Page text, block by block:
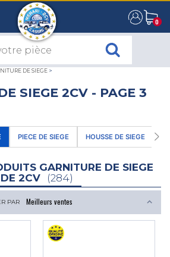
0
0
DE SIEGE >
SIEGE 2CV - PAGE 3
PIECE DE SIEGE HOUSSE DE SIEGE
GARNITURE DE SIEGE
DE 2CV
(284)
PAR